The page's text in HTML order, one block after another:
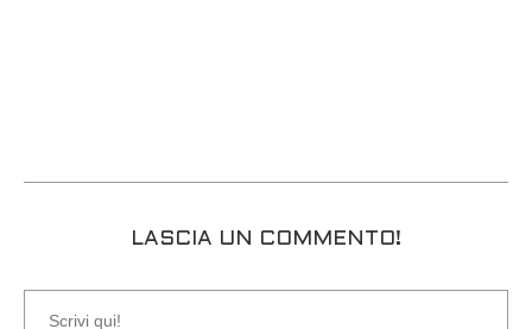
LASCIA UN COMMENTO!